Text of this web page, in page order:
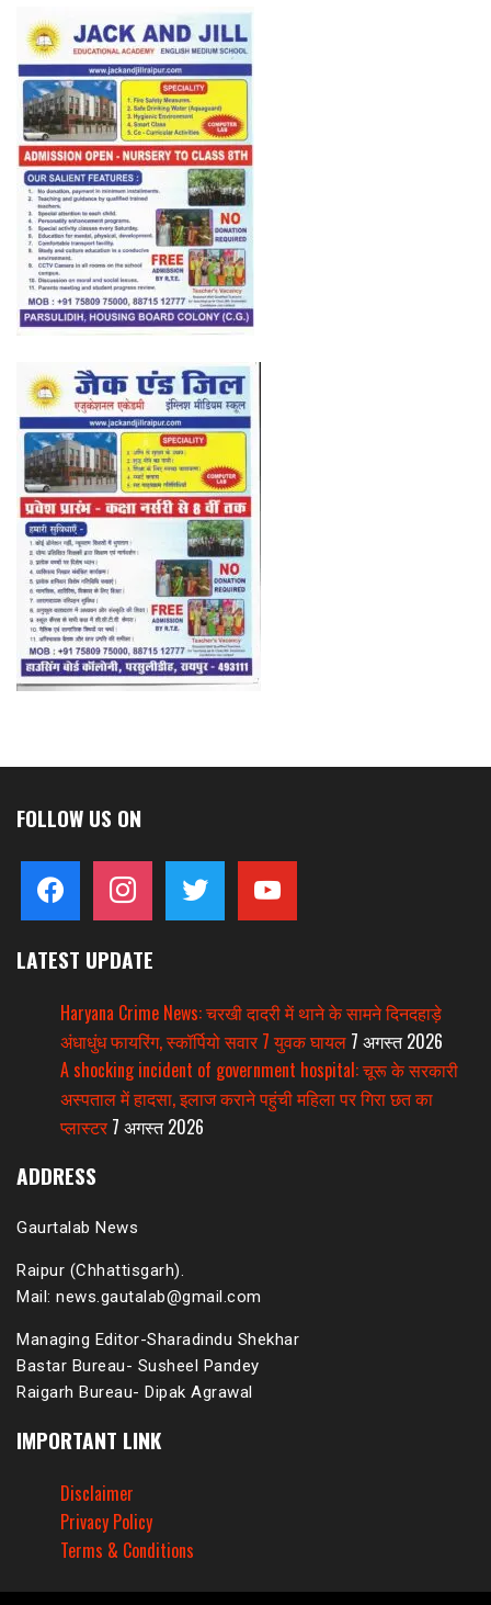
FOLLOW US ON
facebook instagram twitter youtube
LATEST UPDATE
Haryana Crime News: चरखी दादरी में थाने के सामने दिनदहाड़े
अंधाधुंध फायरिंग, स्कॉर्पियो सवार 7 युवक घायल 7 अगस्त 2026
A shocking incident of government hospital: चूरू के सरकारी
अस्पताल में हादसा, इलाज कराने पहुंची महिला पर गिरा छत का
प्लास्टर 7 अगस्त 2026
ADDRESS
Gaurtalab News
Raipur (Chhattisgarh).
Mail: news.gautalab@gmail.com
Managing Editor-Sharadindu Shekhar
Bastar Bureau- Susheel Pandey
Raigarh Bureau- Dipak Agrawal
IMPORTANT LINK
Disclaimer
Privacy Policy
Terms & Conditions